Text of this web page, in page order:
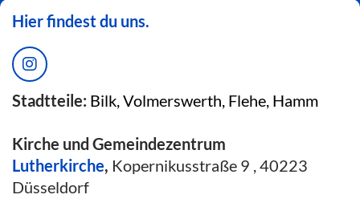
Hier findest du uns.
Stadtteile: Bilk, Volmerswerth, Flehe, Hamm
Kirche und Gemeindezentrum
Lutherkirche, Kopernikusstraße 9 , 40223
Düsseldorf